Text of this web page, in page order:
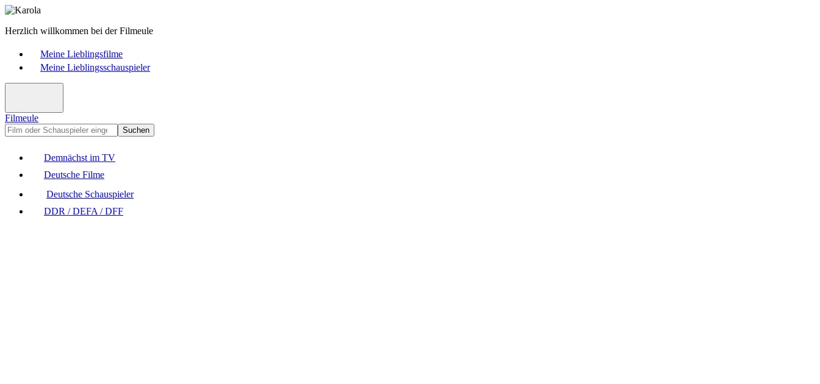
Herzlich willkommen bei der Filmeule
Meine Lieblingsfilme
Meine Lieblingsschauspieler
Filmeule
Suchen
Demnächst im TV
Deutsche Filme
Deutsche Schauspieler
DDR / DEFA / DFF